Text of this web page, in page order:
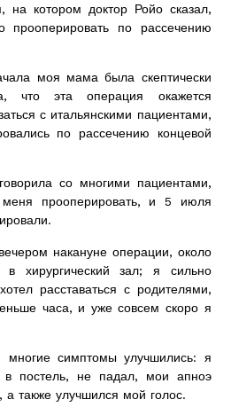
на котором доктор Ройо сказал,
прооперировать по рассечению
моя мама была скептически
что эта операция окажется
с итальянскими пациентами,
по рассечению концевой
со многими пациентами,
прооперировать, и 5 июля
накануне операции, около
хирургический зал; я сильно
расставаться с родителями,
часа, и уже совсем скоро я
многие симптомы улучшились: я
постель, не падал, мои апноэ
также улучшился мой голос.